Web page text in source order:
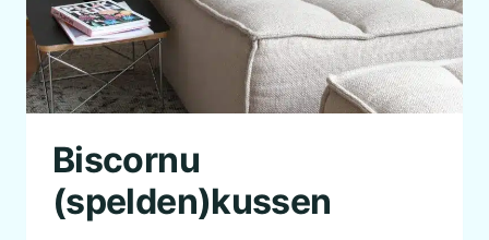
Biscornu
(spelden)kussen